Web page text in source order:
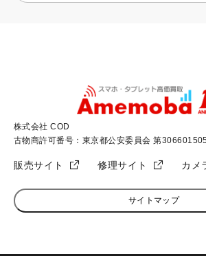
株式会社 COD
古物商許可番号：東京都公安委員会 第
販売サイト 修理サイト カメ
サイトマップ